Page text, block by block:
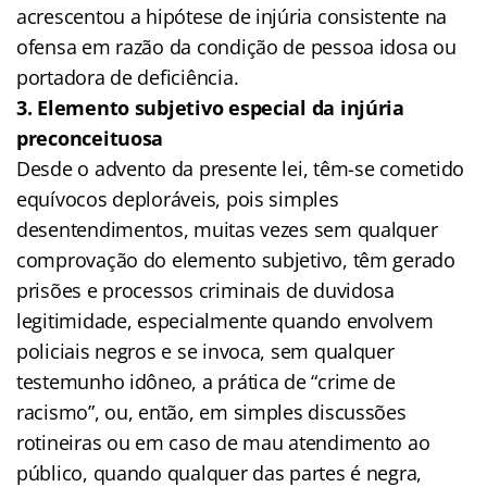
acrescentou a hipótese de injúria consistente na
ofensa em razão da condição de pessoa idosa ou
portadora de deficiência.
3. Elemento subjetivo especial da injúria
preconceituosa
Desde o advento da presente lei, têm-se cometido
equívocos deploráveis, pois simples
desentendimentos, muitas vezes sem qualquer
comprovação do elemento subjetivo, têm gerado
prisões e processos criminais de duvidosa
legitimidade, especialmente quando envolvem
policiais negros e se invoca, sem qualquer
testemunho idôneo, a prática de “crime de
racismo”, ou, então, em simples discussões
rotineiras ou em caso de mau atendimento ao
público, quando qualquer das partes é negra,